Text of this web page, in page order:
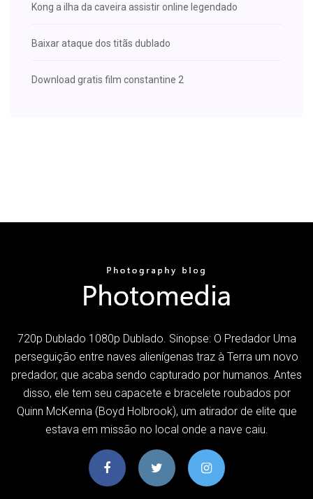
Kong a ilha da caveira assistir online legendado
Baixar ataque dos titãs dublado
Download gratis film constantine 2
720p Dublado 1080p Dublado. Sinopse: O Predador Uma
perseguição entre naves alienígenas traz à Terra um novo
predador, que acaba sendo capturado por humanos. Antes
disso, ele tem seu capacete e bracelete roubados por
Quinn McKenna (Boyd Holbrook), um atirador de elite que
estava em missão no local onde a nave caiu.